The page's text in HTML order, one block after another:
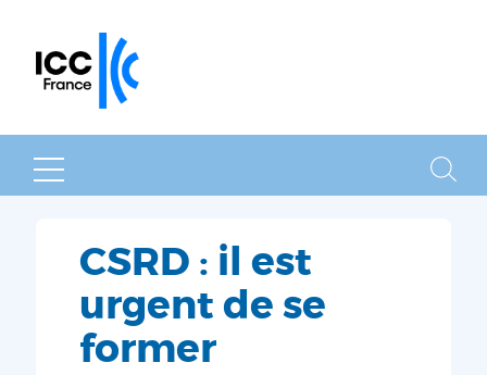
MENU
CSRD : il est
urgent de se
former